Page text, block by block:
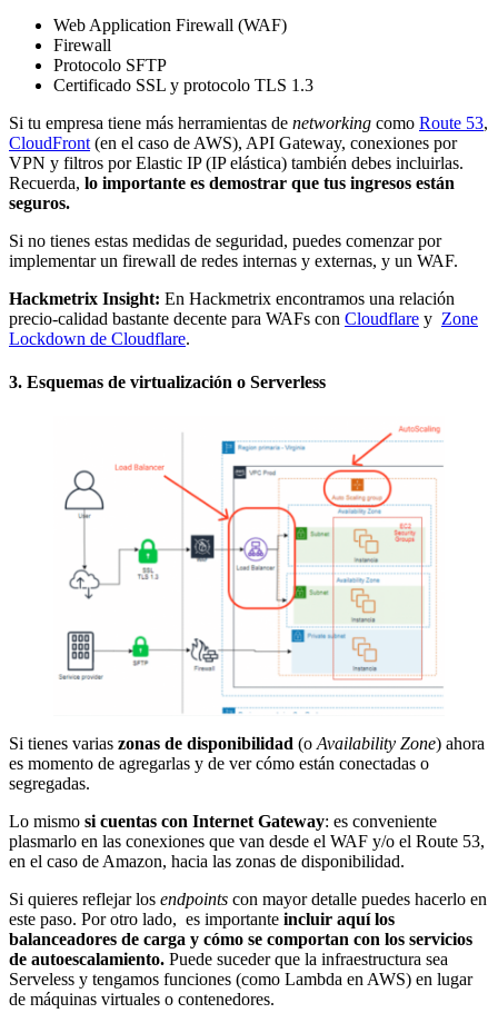
Web Application Firewall (WAF)
Firewall
Protocolo SFTP
Certificado SSL y protocolo TLS 1.3
Si tu empresa tiene más herramientas de networking como Route 53,
CloudFront (en el caso de AWS), API Gateway, conexiones por
VPN y filtros por Elastic IP (IP elástica) también debes incluirlas.
Recuerda, lo importante es demostrar que tus ingresos están
seguros.
Si no tienes estas medidas de seguridad, puedes comenzar por
implementar un firewall de redes internas y externas, y un WAF.
Hackmetrix Insight: En Hackmetrix encontramos una relación
precio-calidad bastante decente para WAFs con Cloudflare y Zone
Lockdown de Cloudflare.
3. Esquemas de virtualización o Serverless
Si tienes varias zonas de disponibilidad (o Availability Zone) ahora
es momento de agregarlas y de ver cómo están conectadas o
segregadas.
Lo mismo si cuentas con Internet Gateway: es conveniente
plasmarlo en las conexiones que van desde el WAF y/o el Route 53,
en el caso de Amazon, hacia las zonas de disponibilidad.
Si quieres reflejar los endpoints con mayor detalle puedes hacerlo en
este paso. Por otro lado, es importante incluir aquí los
balanceadores de carga y cómo se comportan con los servicios
de autoescalamiento. Puede suceder que la infraestructura sea
Serveless y tengamos funciones (como Lambda en AWS) en lugar
de máquinas virtuales o contenedores.